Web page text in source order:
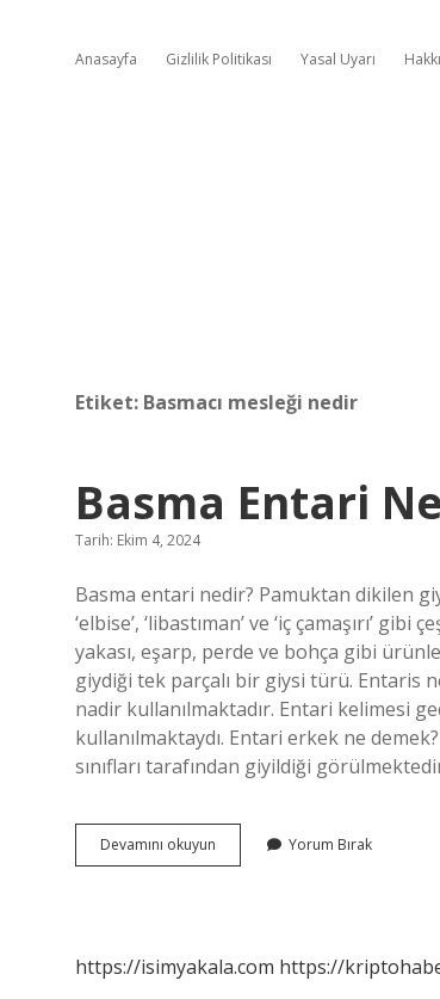
Anasayfa Gizlilik Politikası Yasal Uyarı
Etiket: Basmacı mesleği nedir
Basma Entari
Tarih: Ekim 4, 2024
Basma entari nedir? Pamuktan dikilen
‘elbise’, ‘libastıman’ ve ‘iç çamaşırı’
yakası, eşarp, perde ve bohça gibi
giydiği tek parçalı bir giysi türü. Entaris
nadir kullanılmaktadır. Entari kelimesi
kullanılmaktaydı. Entari erkek ne
sınıfları tarafından giyildiği
Devamını okuyun
Entari
Yorum Bırak
https://isimyakala.com https://